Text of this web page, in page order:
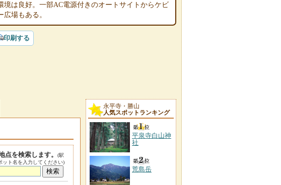
は良好。一部AC電源付きのオートサイトからケビ
場もある。
印刷する
点を検索します。
(駅
ット名を入力してください)
永平寺・勝山
人気スポットランキング
平泉寺白山神
社
荒島岳